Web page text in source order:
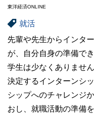
東洋経済ONLINE
就活
先輩や先生からインタ
が、自分自身の準備で
学生は少なくありませ
決定するインターンシ
シップへのチャレンジ
おし、就職活動の準備